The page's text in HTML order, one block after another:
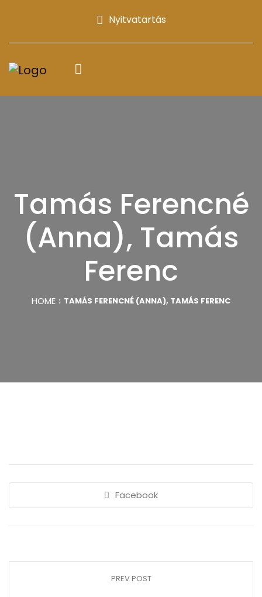
Nyitvatartás
Tamás Ferencné
(Anna), Tamás
Ferenc
HOME TAMÁS FERENCNÉ (ANNA), TAMÁS FERENC
Facebook
PREV POST